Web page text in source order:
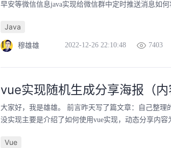
早安等微信信息java实现给微信群中定时推送消息如
Java
穆雄雄 2022-12-26 22:10:48 7403
vue实现随机生成分享海报（内
大家好，我是雄雄。 前言昨天写了篇文章：自己整
没实现主要是介绍了如何使用vue实现，动态分享内
Vue